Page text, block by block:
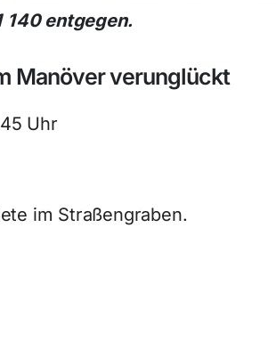
140 entgegen.
Manöver verunglückt
Uhr
im Straßengraben.